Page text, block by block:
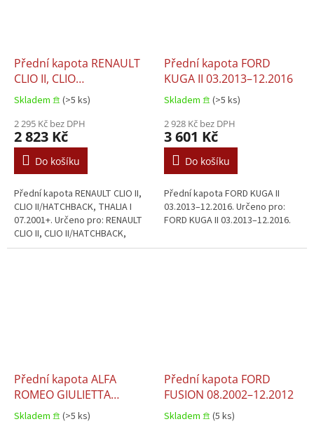
Přední kapota RENAULT
CLIO II, CLIO
II/HATCHBACK, THALIA I
Skladem 𖠿 (>5 ks)
2 295 Kč bez DPH
2 823 Kč
Do košíku
Přední kapota RENAULT CLIO II,
CLIO II/HATCHBACK, THALIA I
07.2001+. Určeno pro: RENAULT
CLIO II, CLIO II/HATCHBACK,
THALIA I 07.2001+.
Přední kapota FORD
KUGA II 03.2013–12.2016
Skladem 𖠿 (>5 ks)
2 928 Kč bez DPH
3 601 Kč
Do košíku
Přední kapota FORD KUGA II
03.2013–12.2016. Určeno pro:
FORD KUGA II 03.2013–12.2016.
Přední kapota ALFA
ROMEO GIULIETTA
04.2010–03.2016
Skladem 𖠿 (>5 ks)
Přední kapota FORD
FUSION 08.2002–12.2012
Skladem 𖠿 (5 ks)